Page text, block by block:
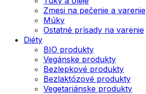
Zmesi na pečenie a varenie
Múky
Ostatné prísady na varenie
Diéty
BIO produkty
Vegánske produkty
Bezlepkové produkty
Bezlaktózové produkty
Vegetariánske produkty